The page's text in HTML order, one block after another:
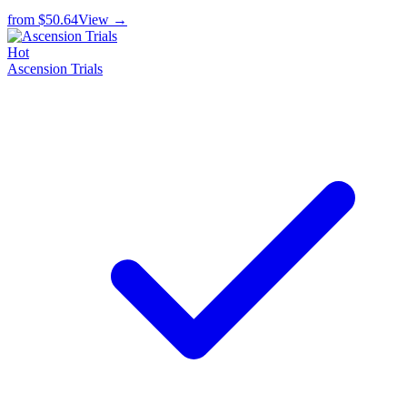
from $50.64View →
Hot
Ascension Trials